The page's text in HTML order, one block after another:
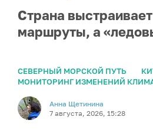
Страна
маршруты, а
СЕВЕРНЫЙ МОРСКОЙ ПУТЬ
МОНИТОРИНГ ИЗМЕНЕНИЙ
Анна Щетинина
7 августа, 2026, 15:28